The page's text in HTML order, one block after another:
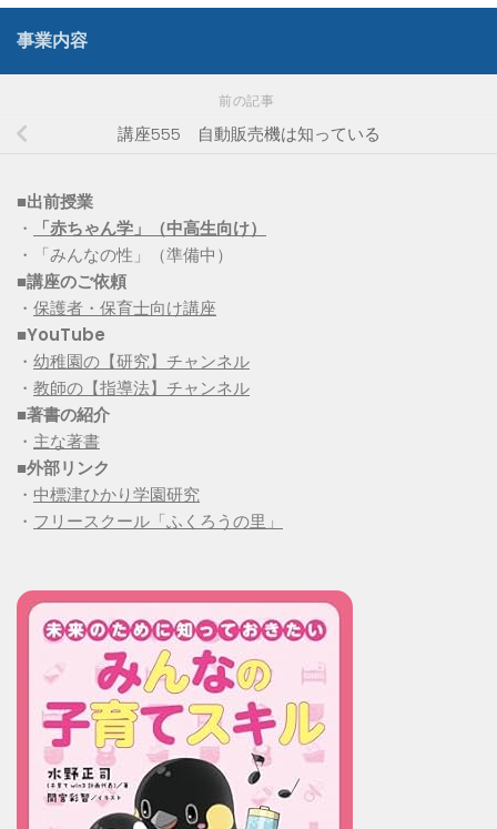
事業内容
前の記事
講座555 自動販売機は知っている
■出前授業
・
「赤ちゃん学」（中高生向け）
・「みんなの性」（準備中）
■講座のご依頼
・ 保護者・保育士向け講座
■YouTube
・ 幼稚園の【研究】チャンネル
・ 教師の【指導法】チャンネル
■著書の紹介
・ 主な著書
■外部リンク
・ 中標津ひかり学園研究
・ フリースクール「ふくろうの里」